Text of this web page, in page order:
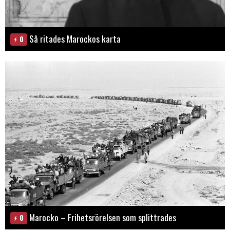
0 Så ritades Marockos karta
0 Marocko – Frihetsrörelsen som splittrades